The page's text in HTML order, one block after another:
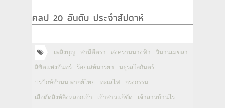
คลิป 20 อันดับ ประจำสัปดาห์
เพลิงบุญ สามีตีตรา สงครามนางฟ้า วิมานเมขลา
ลิขิตแห่งจันทร์ ร้อยเล่ห์มารยา มธุรสโลกันตร์
ปรปักษ์จำนน พากย์ไทย ทะเลไฟ กรงกรรม
เสือตัดสิงห์ลิงหลอกเจ้า เจ้าสาวแก้ขัด เจ้าสาวบ้านไร่